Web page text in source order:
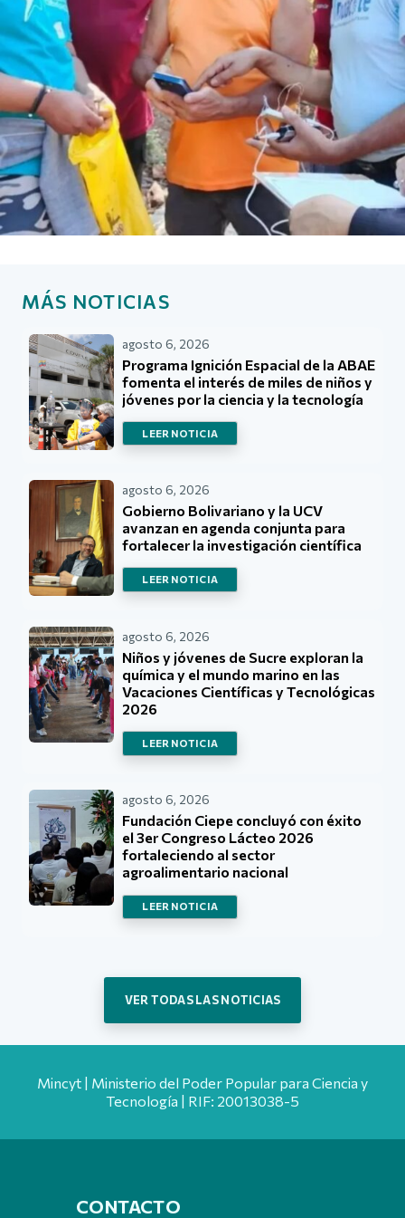
MÁS NOTICIAS
agosto 6, 2026
Programa Ignición Espacial de la ABAE
fomenta el interés de miles de niños y
jóvenes por la ciencia y la tecnología
LEER NOTICIA
agosto 6, 2026
Gobierno Bolivariano y la UCV
avanzan en agenda conjunta para
fortalecer la investigación científica
LEER NOTICIA
agosto 6, 2026
Niños y jóvenes de Sucre exploran la
química y el mundo marino en las
Vacaciones Científicas y Tecnológicas
2026
LEER NOTICIA
agosto 6, 2026
Fundación Ciepe concluyó con éxito
el 3er Congreso Lácteo 2026
fortaleciendo al sector
agroalimentario nacional
LEER NOTICIA
VER TODAS LAS NOTICIAS
Mincyt | Ministerio del Poder Popular para Ciencia y
Tecnología | RIF: 20013038-5
CONTACTO